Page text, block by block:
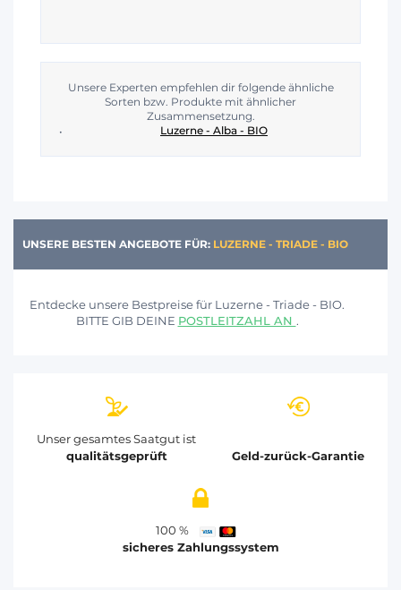
Unsere Experten empfehlen dir folgende ähnliche
Sorten bzw. Produkte mit ähnlicher
Zusammensetzung.
Luzerne - Alba - BIO
UNSERE BESTEN ANGEBOTE FÜR: LUZERNE - TRIADE - BIO
Entdecke unsere Bestpreise für Luzerne - Triade - BIO.
BITTE GIB DEINE POSTLEITZAHL AN .
Unser gesamtes Saatgut ist
qualitätsgeprüft
Geld-zurück-Garantie
100 %
sicheres Zahlungssystem